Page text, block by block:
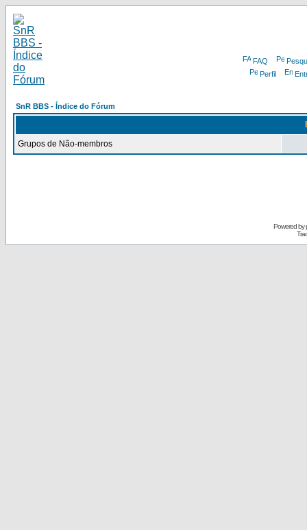
FAQ
Perfil
SnR BBS - Índice do Fórum
Grupos de Não-membros
Powered by